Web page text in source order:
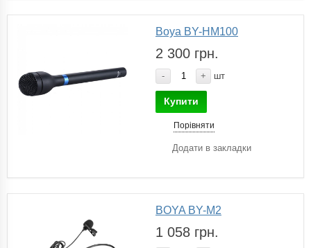
Boya BY-HM100
2 300 грн.
- + шт
Купити
Порівняти
Додати в закладки
BOYA BY-M2
1 058 грн.